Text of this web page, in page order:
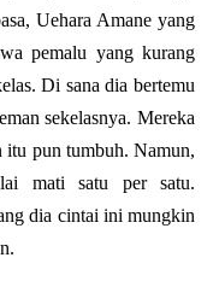
Uehara Amane yang
pemalu yang kurang
Di sana dia bertemu
sekelasnya. Mereka
itu pun tumbuh. Namun,
mati satu per satu.
dia cintai ini mungkin